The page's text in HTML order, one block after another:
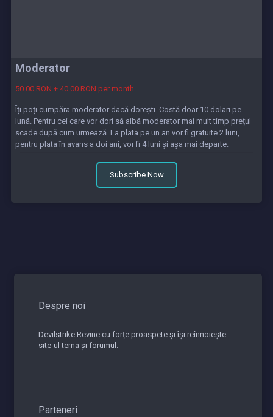
Moderator
50.00 RON + 40.00 RON per month
Îți poți cumpăra moderator dacă dorești. Costă doar 10 dolari pe
lună. Pentru cei care vor dori să aibă moderator mai mult timp prețul
scade după cum urmează. La plata pe un an vor fi gratuite 2 luni,
pentru plata în avans a doi ani, vor fi 4 luni și așa mai departe.
Subscribe Now
Despre noi
Devilstrike Revine cu forțe proaspete și își reînnoiește
site-ul tema și forumul.
Parteneri